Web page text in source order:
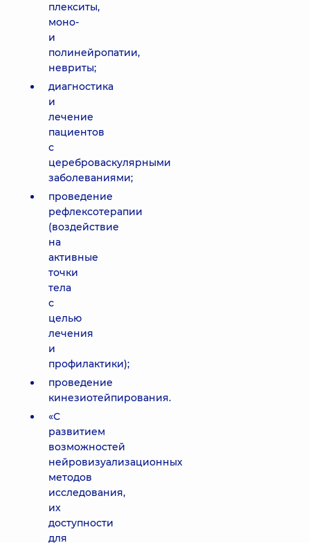
плекситы,
моно-
и
полинейропатии,
невриты;
диагностика
и
лечение
пациентов
с
цереброваскулярными
заболеваниями;
проведение
рефлексотерапии
(воздействие
на
активные
точки
тела
с
целью
лечения
и
профилактики);
проведение
кинезиотейпирования.
«С
развитием
возможностей
нейровизуализационных
методов
исследования,
их
доступности
для